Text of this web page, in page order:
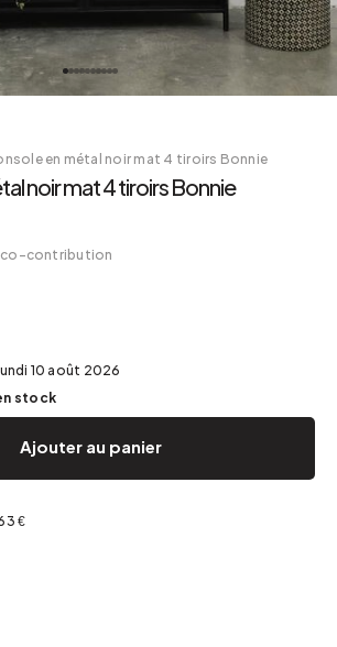
en métal noir mat 4 tiroirs Bonnie
noir mat 4 tiroirs Bonnie
contribution
10 août 2026
stock
Ajouter au panier
€